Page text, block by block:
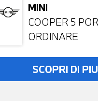
MINI
COOPER 5
ORDINARE
SCOPRI DI PIU